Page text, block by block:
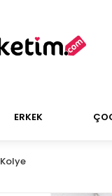
ERKEK
Kolye